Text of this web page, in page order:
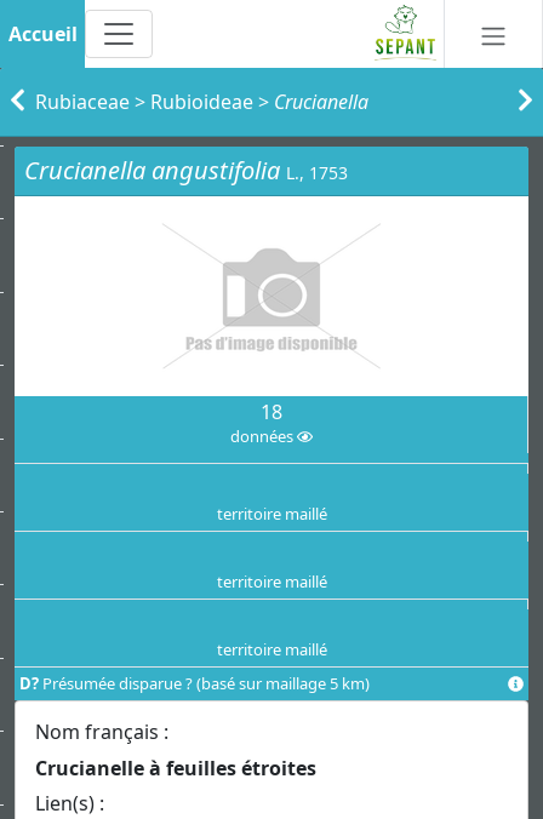
Accueil
Rubiaceae> Rubioideae> Crucianella
Crucianella angustifolia L., 1753
18
données
territoire maillé
territoire maillé
territoire maillé
D? Présumée disparue ? (basé sur maillage 5 km)
Nom français :
Crucianelle à feuilles étroites
Lien(s) :